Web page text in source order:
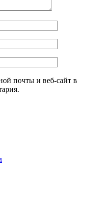
почты и веб-сайт в